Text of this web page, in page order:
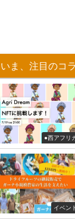
いま、注目のコ
●西アフリ
イベン